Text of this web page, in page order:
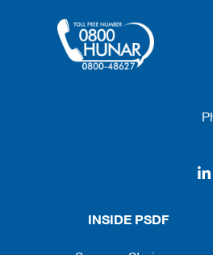
INSIDE PSDF